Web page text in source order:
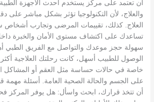
أن تعتمد على مركز يستخدم أحدث الأجهزة
والعلاج، لأن التكنولوجيا تؤثر بشكل مباشر على
العلاج. كذلك، تقييمات المرضى وتجارب أشخاص
تساعدك على اكتشاف مستوى الأمان والخبرة
سهولة حجز موعدك والتواصل مع الفريق الطبي
الوصول للطبيب أسهل، كانت رحلتك العلاجية أكثر
خاصة في حالات حساسة مثل العقم أو المشاكل
على الجسم والحالة الصحية العامة. أسئلة مهمة
أن تتخذ قرارك، ابحث واسأل: هل يوفر المركز